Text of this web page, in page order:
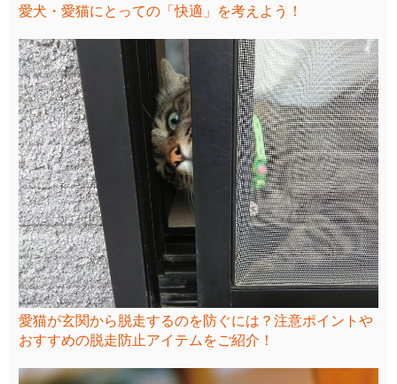
愛犬・愛猫にとっての「快適」を考えよう！
愛猫が玄関から脱走するのを防ぐには？注意ポイントや
おすすめの脱走防止アイテムをご紹介！